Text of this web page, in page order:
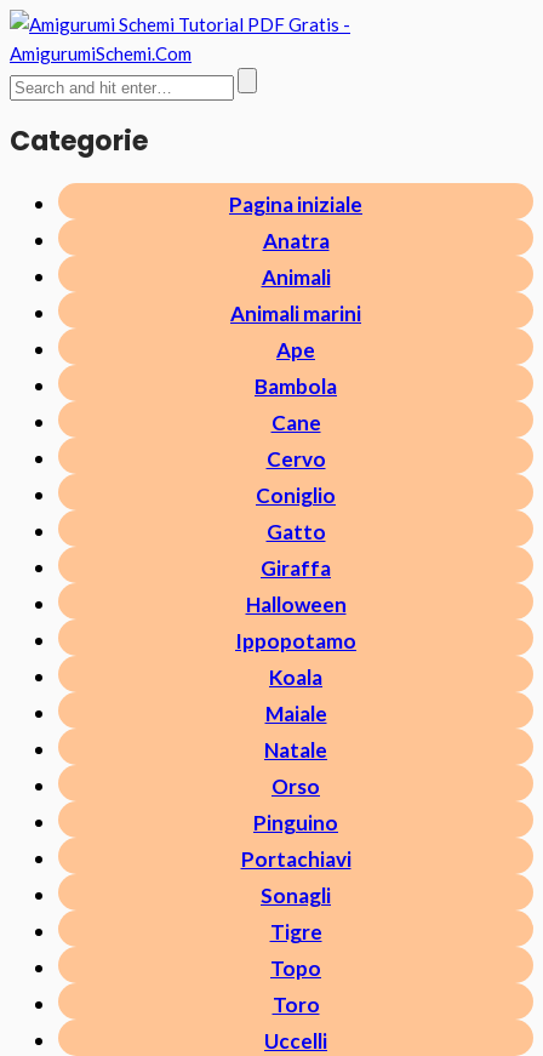
Categorie
Pagina iniziale
Anatra
Animali
Animali marini
Ape
Bambola
Cane
Cervo
Coniglio
Gatto
Giraffa
Halloween
Ippopotamo
Koala
Maiale
Natale
Orso
Pinguino
Portachiavi
Sonagli
Tigre
Topo
Toro
Uccelli